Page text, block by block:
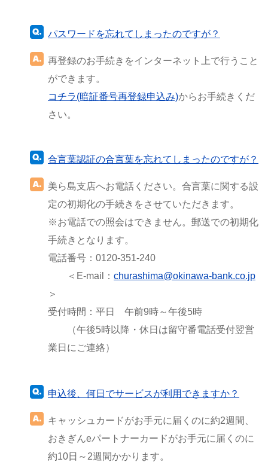
パスワードを忘れてしまったのですが？
再登録のお手続きをインターネット上で行うこと
ができます。
コチラ(暗証番号再登録申込み)からお手続きくだ
さい。
合言葉認証の合言葉を忘れてしまったのですが？
美ら島支店へお電話ください。合言葉に関する設
定の初期化の手続きをさせていただきます。
※お電話での照会はできません。郵送での初期化
手続きとなります。
電話番号：0120-351-240
＜E-mail： churashima@okinawa-bank.co.jp
＞
受付時間：平日 午前9時～午後5時
（午後5時以降・休日は留守番電話受付翌営
業日にご連絡）
申込後、何日でサービスが利用できますか？
キャッシュカードがお手元に届くのに約2週間、
おきぎんeパートナーカードがお手元に届くのに
約10日～2週間かかります。